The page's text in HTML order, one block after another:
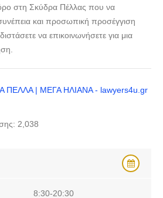
στη Σκύδρα Πέλλας που να
και προσωπική προσέγγιση
να επικοινωνήσετε για μια
2,038
8:30-20:30